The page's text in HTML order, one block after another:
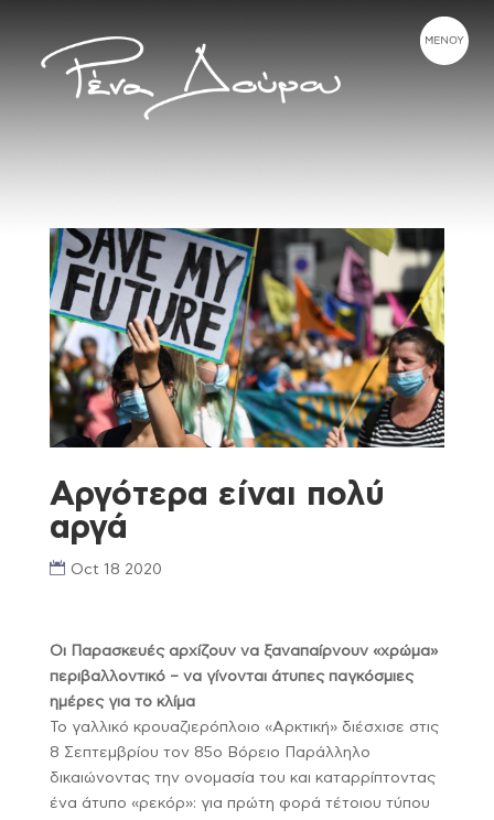
Αργότερα είναι πολύ
αργά
Oct 18 2020
Οι Παρασκευές αρχίζουν να ξαναπαίρνουν «χρώμα»
περιβαλλοντικό – να γίνονται άτυπες παγκόσμιες
ημέρες για το κλίμα
Το γαλλικό κρουαζιερόπλοιο «Αρκτική» διέσχισε στις
8 Σεπτεμβρίου τον 85ο Βόρειο Παράλληλο
δικαιώνοντας την ονομασία του και καταρρίπτοντας
ένα άτυπο «ρεκόρ»: για πρώτη φορά τέτοιου τύπου